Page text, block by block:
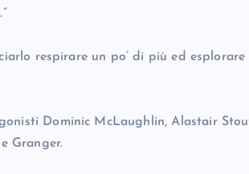
respirare un po’ di più ed
Dominic McLaughlin, Alastair
Granger.